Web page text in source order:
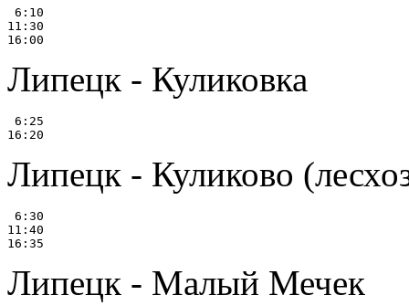
6:10
11:30
Липецк - Куликовка
6:25
Липецк - Куликово
6:30
11:40
Липецк - Малый Мечек